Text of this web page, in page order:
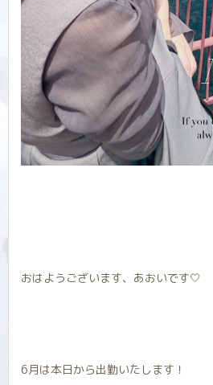
おはようございます、あおいです‎🤍
6月は本日から出勤いたします！